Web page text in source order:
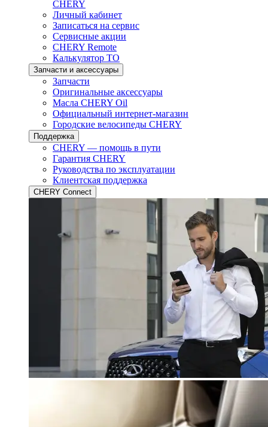
CHERY
Личный кабинет
Записаться на сервис
Сервисные акции
CHERY Remote
Калькулятор ТО
Запчасти и аксессуары
Запчасти
Оригинальные аксессуары
Масла CHERY Oil
Официальный интернет-магазин
Городские велосипеды CHERY
Поддержка
CHERY — помощь в пути
Гарантия CHERY
Руководства по эксплуатации
Клиентская поддержка
CHERY Connect